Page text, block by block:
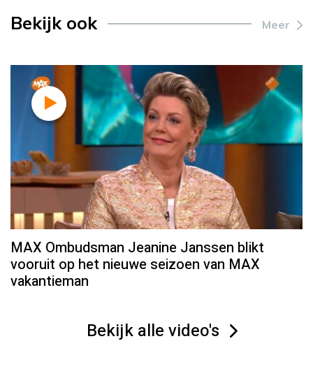
Bekijk ook Meer
MAX Ombudsman Jeanine Janssen blikt
vooruit op het nieuwe seizoen van MAX
vakantieman
Bekijk alle video's